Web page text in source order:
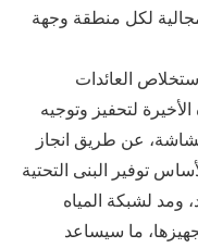
لكل منطقة وجهة
العائدات
لتحفيز وتوجيه
عن طريق انجاز
توفير البنى التحتية
لشبكة المياه
ما سيساعد